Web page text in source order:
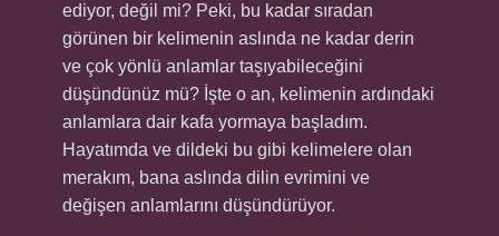
ediyor, değil mi? Peki, bu kadar sıradan
görünen bir kelimenin aslında ne kadar derin
ve çok yönlü anlamlar taşıyabileceğini
düşündünüz mü? İşte o an, kelimenin ardındaki
anlamlara dair kafa yormaya başladım.
Hayatımda ve dildeki bu gibi kelimelere olan
merakım, bana aslında dilin evrimini ve
değişen anlamlarını düşündürüyor.